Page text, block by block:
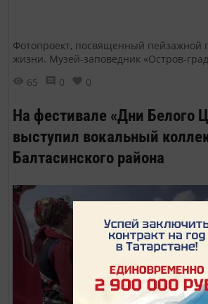
Фотопроект, посвященный пейзажной
жизни. Музей-заповедник «Остров-
65
0 0
На фестивале «Дни Белого
выступил вокальный
Балтасинского района